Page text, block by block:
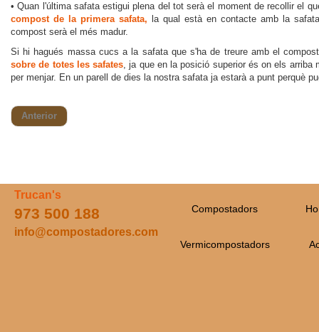
• Quan l'última safata estigui plena del tot serà el moment de recollir el
compostde la primera safata, la qual està en contacte amb la
compost serà el més madur.
Si hi hagués massa cucs a la safata que s'ha de treure amb el
sobre de totes les safates, ja que en la posició superior és on els
per menjar. En un parell de dies la nostra safata ja estarà a punt perquè
Anterior
Trucan's
973 500 188
info@compostadores.com
Compostadors
Vermicompostadors